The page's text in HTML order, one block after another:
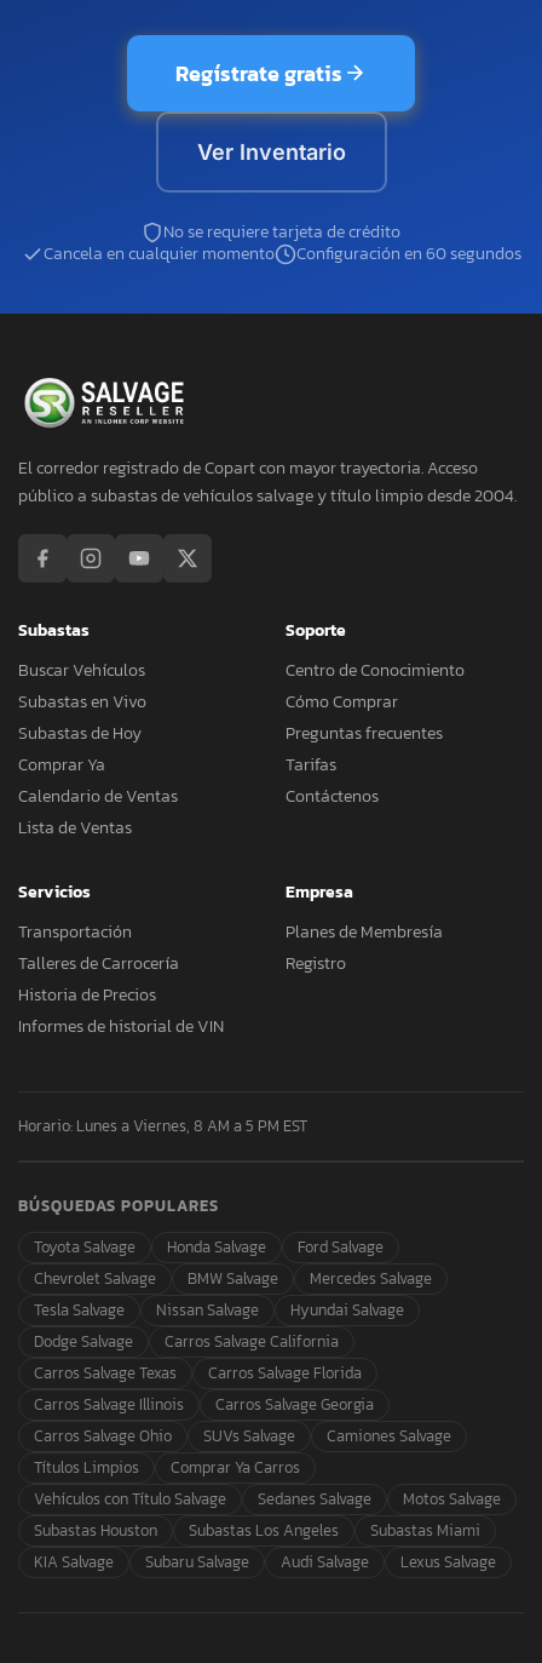
Regístrate gratis
Ver Inventario
No se requiere tarjeta de crédito
Cancela en cualquier momento
Configuración en 60 segundos
El corredor registrado de Copart con mayor trayectoria. Acceso
público a subastas de vehículos salvage y título limpio desde 2004.
Subastas
Buscar Vehículos
Subastas en Vivo
Subastas de Hoy
Comprar Ya
Calendario de Ventas
Lista de Ventas
Soporte
Centro de Conocimiento
Cómo Comprar
Preguntas frecuentes
Tarifas
Contáctenos
Servicios
Transportación
Talleres de Carrocería
Historia de Precios
Informes de historial de VIN
Empresa
Planes de Membresía
Registro
Horario: Lunes a Viernes, 8 AM a 5 PM EST
BÚSQUEDAS POPULARES
Toyota Salvage
Honda Salvage
Ford Salvage
Chevrolet Salvage
BMW Salvage
Mercedes Salvage
Tesla Salvage
Nissan Salvage
Hyundai Salvage
Dodge Salvage
Carros Salvage California
Carros Salvage Texas
Carros Salvage Florida
Carros Salvage Illinois
Carros Salvage Georgia
Carros Salvage Ohio
SUVs Salvage
Camiones Salvage
Títulos Limpios
Comprar Ya Carros
Vehículos con Título Salvage
Sedanes Salvage
Motos Salvage
Subastas Houston
Subastas Los Angeles
Subastas Miami
KIA Salvage
Subaru Salvage Audi Salvage Lexus Salvage